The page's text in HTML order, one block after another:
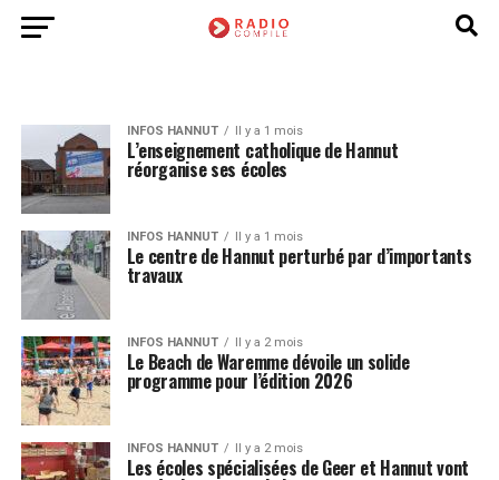
INFOS HANNUT Il y a 1 mois
L’enseignement catholique de Hannut
réorganise ses écoles
INFOS HANNUT Il y a 1 mois
Le centre de Hannut perturbé par d’importants
travaux
INFOS HANNUT Il y a 2 mois
Le Beach de Waremme dévoile un solide
programme pour l’édition 2026
INFOS HANNUT Il y a 2 mois
Les écoles spécialisées de Geer et Hannut vont